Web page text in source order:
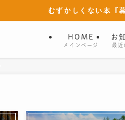
むずかしくない本『
HOME
メインページ
お
最近